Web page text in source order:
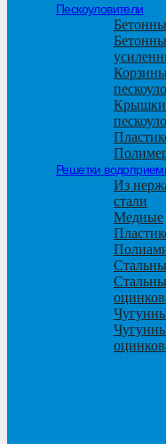
Пескоуловители
Крышки
Решетки
Из
стали
Медные